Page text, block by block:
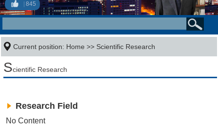
845
Current position: Home >> Scientific Research
Scientific Research
Research Field
No Content